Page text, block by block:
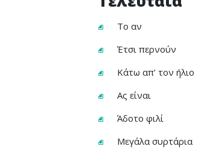
Το αν
Έτσι περνούν
Κάτω απ’ τον ήλιο
Ας είναι
Άδοτο φιλί
Μεγάλα συρτάρια